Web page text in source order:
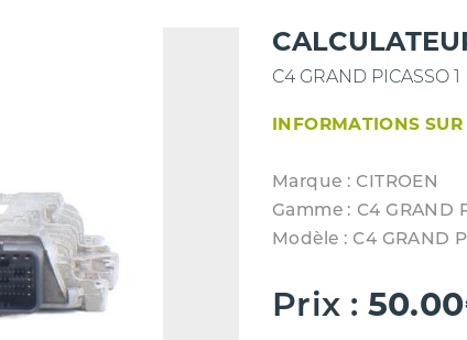
C4 GRAND PICASSO 1
INFORMATIONS
Marque : CITROEN
Gamme : C4 GRAND
Modèle : C4 GRAND
Prix :